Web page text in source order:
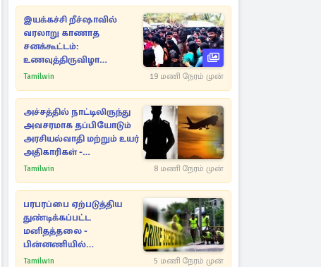
இயக்கச்சி றீச்ஷாவில்
வரலாறு காணாத
சனக்கூட்டம்:
உணவுத்திருவிழா
இடைநிறுத்தம்
Tamilwin 19 மணி நேரம் முன்
அச்சத்தில் நாட்டிலிருந்து
அவசரமாக தப்பியோடும்
அரசியல்வாதி மற்றும் உயர்
அதிகாரிகள் -
ஆதாரங்களுடன்
புலனாய்வாளர்கள்
Tamilwin 8 மணி நேரம் முன்
பரபரப்பை ஏற்படுத்திய
துண்டிக்கப்பட்ட
மனிதத்தலை -
பின்னணியில்
மறைந்துள்ள மர்மம்
Tamilwin 5 மணி நேரம் முன்